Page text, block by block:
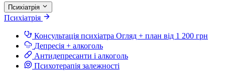
Психіатрія
Психіатрія
Консультація психіатра Огляд + план від 1 200 грн
Депресія + алкоголь
Антидепресанти і алкоголь
Психотерапія залежності